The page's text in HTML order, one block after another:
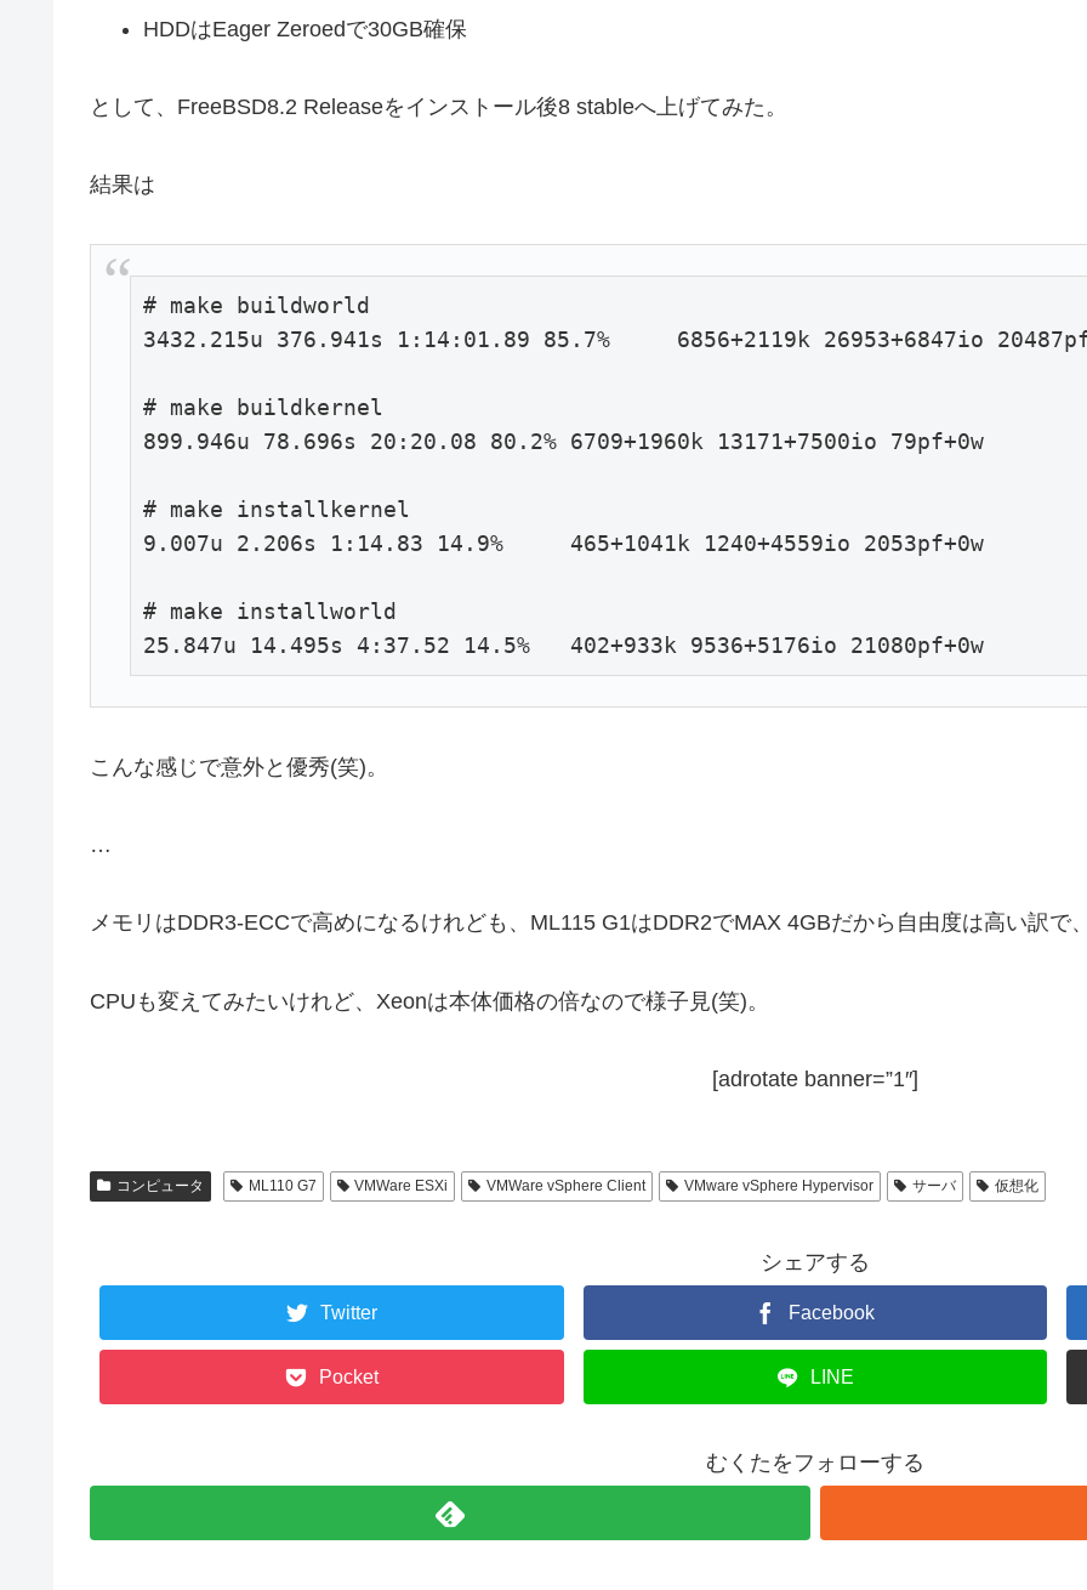
HDDはEager Zeroedで30GB確保
として、FreeBSD8.2 Releaseをインストール後8 stableへ上げてみた。
結果は
# make buildworld
3432.215u 376.941s 1:14:01.89 85.7%     6856+2119k 26953+6847io
# make buildkernel
899.946u 78.696s 20:20.08 80.2% 6709+1960k 13171+7500io 79pf+0w
# make installkernel
9.007u 2.206s 1:14.83 14.9%     465+1041k 1240+4559io 2053pf+0w
# make installworld
25.847u 14.495s 4:37.52 14.5%   402+933k 9536+5176io 21080pf+0w
こんな感じで意外と優秀(笑)。
…
メモリはDDR3-ECCで高めになるけれども、ML115 G1はDDR2でMAX 4GBだから自由度は高い訳
CPUも変えてみたいけれど、Xeonは本体価格の倍なので様子見(笑)。
[adrotate banner=”1″]
コンピュータ ML110 G7 VMWare ESXi VMWare vSphere Client VMware vSphere Hypervisor サーバ 仮想化
シェアする
Twitter Facebook
Pocket LINE
むくたをフォローする